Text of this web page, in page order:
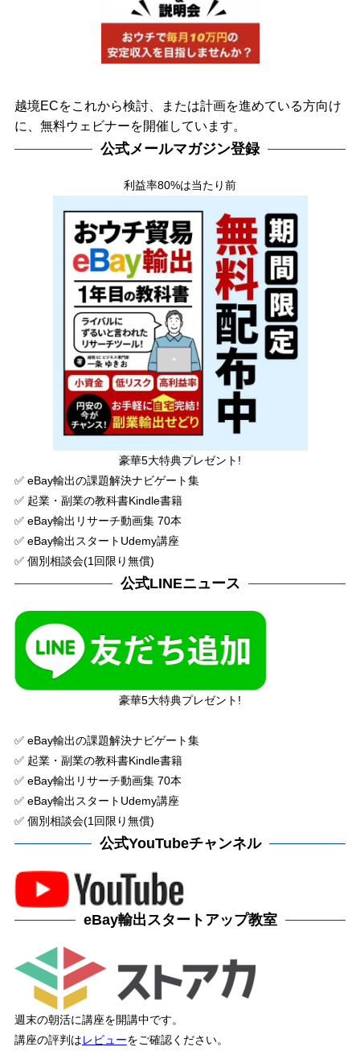
越境ECをこれから検討、または計画を進めている方向け
に、無料ウェビナーを開催しています。
公式メールマガジン登録
利益率80%は当たり前
豪華5大特典プレゼント!
✅ eBay輸出の課題解決ナビゲート集
✅ 起業・副業の教科書Kindle書籍
✅ eBay輸出リサーチ動画集 70本
✅ eBay輸出スタートUdemy講座
✅ 個別相談会(1回限り無償)
公式LINEニュース
豪華5大特典プレゼント!
✅ eBay輸出の課題解決ナビゲート集
✅ 起業・副業の教科書Kindle書籍
✅ eBay輸出リサーチ動画集 70本
✅ eBay輸出スタートUdemy講座
✅ 個別相談会(1回限り無償)
公式YouTubeチャンネル
eBay輸出スタートアップ教室
週末の朝活に講座を開講中です。
講座の評判はレビューをご確認ください。